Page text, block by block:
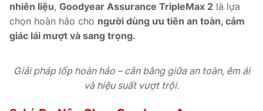
nhiên liệu, Goodyear Assurance TripleMax 2 là lựa
chọn hoàn hảo cho người dùng ưu tiên an toàn, cảm
giác lái mượt và sang trọng.
Giải pháp lốp hoàn hảo – cân bằng giữa an toàn, êm ái
và hiệu suất vượt trội.